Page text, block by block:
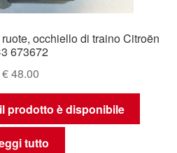
occhiello di traino Citroën
673672
€48.00
prodotto è disponibile
tutto